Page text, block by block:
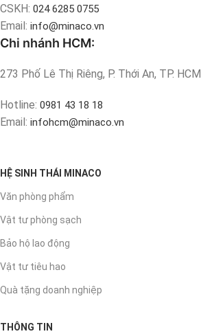
CSKH: 024 6285 0755
Email: info@minaco.vn
Chi nhánh HCM:
273 Phố Lê Thị Riêng, P. Thới An, TP. HCM
Hotline: 0981 43 18 18
Email: infohcm@minaco.vn
HỆ SINH THÁI MINACO
Văn phòng phẩm
Vật tư phòng sạch
Bảo hộ lao động
Vật tư tiêu hao
Quà tặng doanh nghiệp
THÔNG TIN